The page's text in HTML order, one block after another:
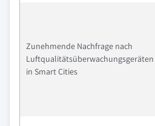
Zunehmende Nachfrage nach
Luftqualitätsüberwachungsgeräten
in Smart Cities